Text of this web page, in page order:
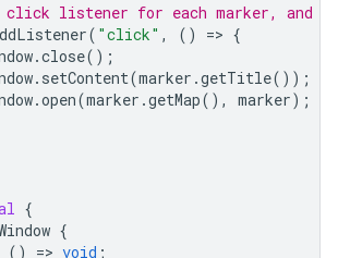
click listener for each marker, and
( "click" , () => {
.close();
. setContent(marker .getTitle());
.open(marker .getMap(), marker);
{
{
() => void ;